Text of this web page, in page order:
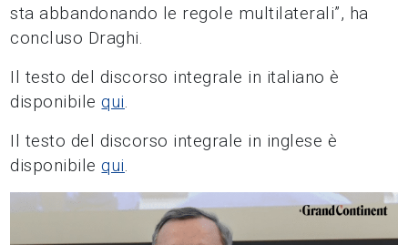
sta abbandonando le regole multilaterali”, ha
concluso Draghi.
Il testo del discorso integrale in italiano è
disponibilequi.
Il testo del discorso integrale in inglese è
disponibilequi.